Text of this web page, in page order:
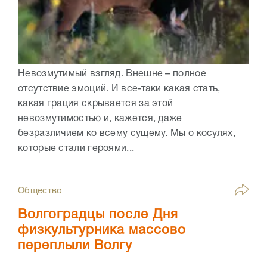
Невозмутимый взгляд. Внешне – полное
отсутствие эмоций. И все-таки какая стать,
какая грация скрывается за этой
невозмутимостью и, кажется, даже
безразличием ко всему сущему. Мы о косулях,
которые стали героями...
Общество
Волгоградцы после Дня
физкультурника массово
переплыли Волгу